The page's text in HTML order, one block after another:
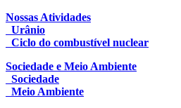
Nossas Atividades
Urânio
Ciclo do combustível nuclear
Sociedade e Meio Ambiente
Sociedade
Meio Ambiente